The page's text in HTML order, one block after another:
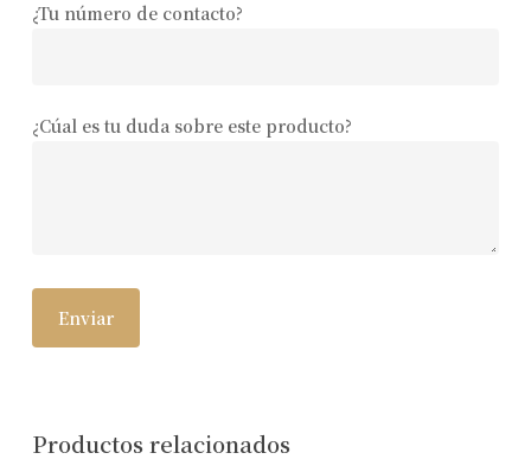
¿Tu número de contacto?
¿Cúal es tu duda sobre este producto?
Productos relacionados